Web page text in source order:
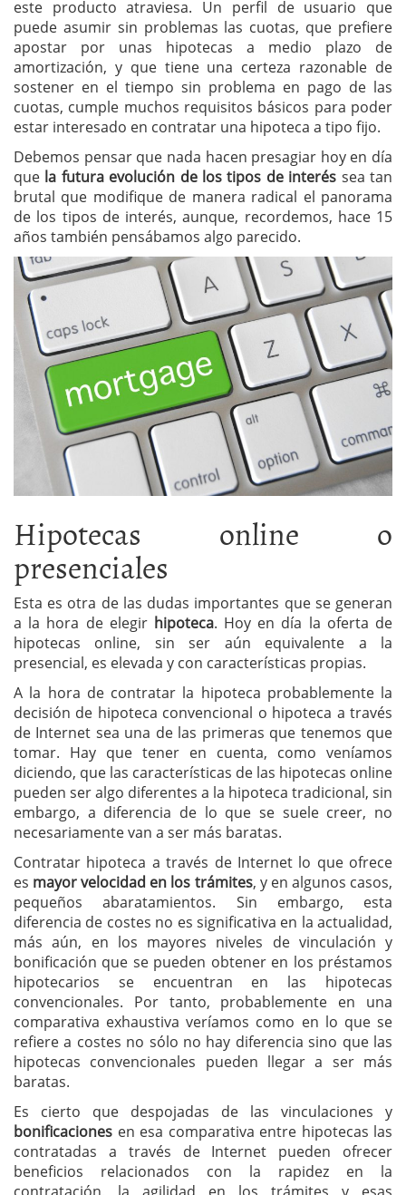
este producto atraviesa. Un perfil de usuario que
puede asumir sin problemas las cuotas, que prefiere
apostar por unas hipotecas a medio plazo de
amortización, y que tiene una certeza razonable de
sostener en el tiempo sin problema en pago de las
cuotas, cumple muchos requisitos básicos para poder
estar interesado en contratar una hipoteca a tipo fijo.
Debemos pensar que nada hacen presagiar hoy en día
que la futura evolución de los tipos de interés sea tan
brutal que modifique de manera radical el panorama
de los tipos de interés, aunque, recordemos, hace 15
años también pensábamos algo parecido.
Hipotecas online o
presenciales
Esta es otra de las dudas importantes que se generan
a la hora de elegir hipoteca. Hoy en día la oferta de
hipotecas online, sin ser aún equivalente a la
presencial, es elevada y con características propias.
A la hora de contratar la hipoteca probablemente la
decisión de hipoteca convencional o hipoteca a través
de Internet sea una de las primeras que tenemos que
tomar. Hay que tener en cuenta, como veníamos
diciendo, que las características de las hipotecas online
pueden ser algo diferentes a la hipoteca tradicional, sin
embargo, a diferencia de lo que se suele creer, no
necesariamente van a ser más baratas.
Contratar hipoteca a través de Internet lo que ofrece
es mayor velocidad en los trámites, y en algunos casos,
pequeños abaratamientos. Sin embargo, esta
diferencia de costes no es significativa en la actualidad,
más aún, en los mayores niveles de vinculación y
bonificación que se pueden obtener en los préstamos
hipotecarios se encuentran en las hipotecas
convencionales. Por tanto, probablemente en una
comparativa exhaustiva veríamos como en lo que se
refiere a costes no sólo no hay diferencia sino que las
hipotecas convencionales pueden llegar a ser más
baratas.
Es cierto que despojadas de las vinculaciones y
bonificaciones en esa comparativa entre hipotecas las
contratadas a través de Internet pueden ofrecer
beneficios relacionados con la rapidez en la